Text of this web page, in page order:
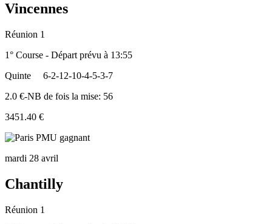
Vincennes
Réunion 1
1° Course - Départ prévu à 13:55
Quinte
6-2-12-10-4-5-3-7
2.0 €-NB de fois la mise: 56
3451.40 €
mardi 28 avril
Chantilly
Réunion 1